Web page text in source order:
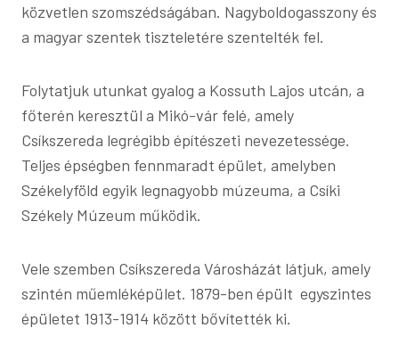
közvetlen szomszédságában. Nagyboldogasszony és
a magyar szentek tiszteletére szentelték fel.
Folytatjuk utunkat gyalog a Kossuth Lajos utcán, a
főterén keresztül a Mikó-vár felé, amely
Csíkszereda legrégibb építészeti nevezetessége.
Teljes épségben fennmaradt épület, amelyben
Székelyföld egyik legnagyobb múzeuma, a Csíki
Székely Múzeum működik.
Vele szemben Csíkszereda Városházát látjuk, amely
szintén műemléképület. 1879-ben épült egyszintes
épületet 1913-1914 között bővítették ki.